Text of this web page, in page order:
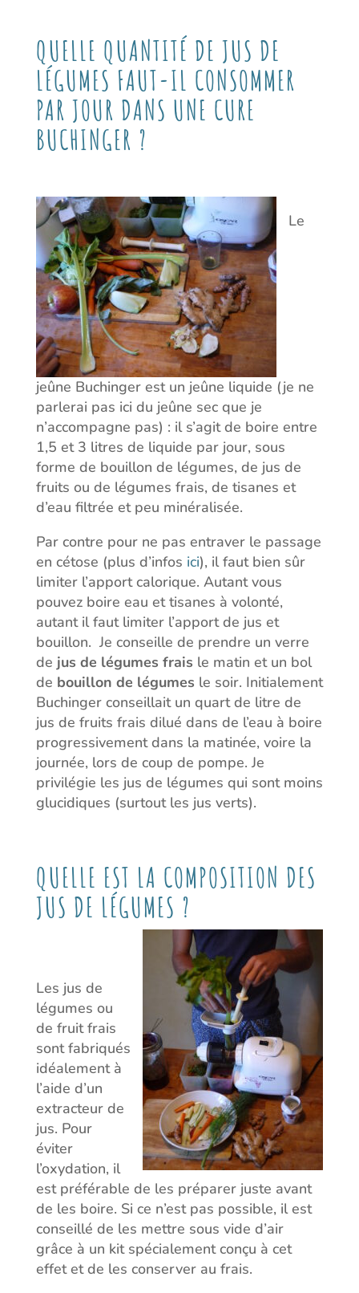
QUELLE QUANTITÉ DE JUS DE
LÉGUMES FAUT-IL CONSOMMER
PAR JOUR DANS UNE CURE
BUCHINGER ?
Le
jeûne Buchinger est un jeûne liquide (je ne
parlerai pas ici du jeûne sec que je
n’accompagne pas) : il s’agit de boire entre
1,5 et 3 litres de liquide par jour, sous
forme de bouillon de légumes, de jus de
fruits ou de légumes frais, de tisanes et
d’eau filtrée et peu minéralisée.
Par contre pour ne pas entraver le passage
en cétose (plus d’infos ici), il faut bien sûr
limiter l’apport calorique. Autant vous
pouvez boire eau et tisanes à volonté,
autant il faut limiter l’apport de jus et
bouillon. Je conseille de prendre un verre
de jus de légumes frais le matin et un bol
de bouillon de légumes le soir. Initialement
Buchinger conseillait un quart de litre de
jus de fruits frais dilué dans de l’eau à boire
progressivement dans la matinée, voire la
journée, lors de coup de pompe. Je
privilégie les jus de légumes qui sont moins
glucidiques (surtout les jus verts).
QUELLE EST LA COMPOSITION DES
JUS DE LÉGUMES ?
Les jus de
légumes ou
de fruit frais
sont fabriqués
idéalement à
l’aide d’un
extracteur de
jus. Pour
éviter
l’oxydation, il
est préférable de les préparer juste avant
de les boire. Si ce n’est pas possible, il est
conseillé de les mettre sous vide d’air
grâce à un kit spécialement conçu à cet
effet et de les conserver au frais.